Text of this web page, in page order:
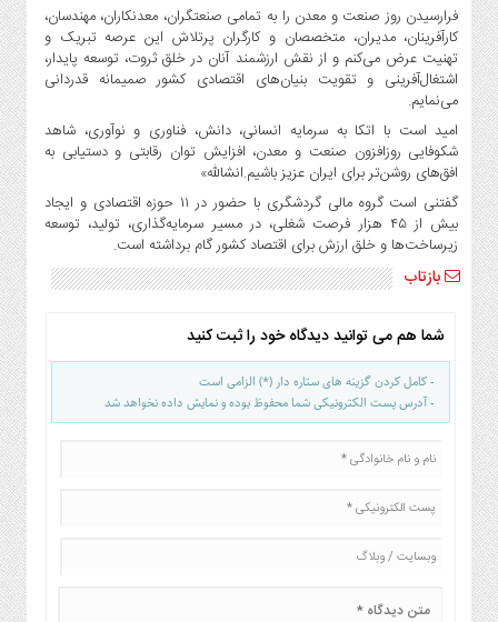
کشاورزی
و
صنایع
غذایی
و
بین
الملل
نگاه
روز
گوناگون
فرارسیدن روز صنعت و معدن را به تمامی صنعتگران، معدنکاران، مهندسان،
کارآفرینان، مدیران، متخصصان و کارگران پرتلاش این عرصه تبریک و
تهنیت عرض می‌کنم و از نقش ارزشمند آنان در خلق ثروت، توسعه پایدار،
اشتغال‌آفرینی و تقویت بنیان‌های اقتصادی کشور صمیمانه قدردانی
می‌نمایم.
امید است با اتکا به سرمایه انسانی، دانش، فناوری و نوآوری، شاهد
شکوفایی روزافزون صنعت و معدن، افزایش توان رقابتی و دستیابی به
افق‌های روشن‌تر برای ایران عزیز باشیم.انشالله»
گفتنی است گروه مالی گردشگری با حضور در ۱۱ حوزه اقتصادی و ایجاد
بیش از ۴۵ هزار فرصت شغلی، در مسیر سرمایه‌گذاری، تولید، توسعه
زیرساخت‌ها و خلق ارزش برای اقتصاد کشور گام برداشته است.
بازتاب
شما هم می توانید دیدگاه خود را ثبت کنید
- کامل کردن گزینه های ستاره دار (*) الزامی است
- آدرس پست الکترونیکی شما محفوظ بوده و نمایش داده نخواهد شد